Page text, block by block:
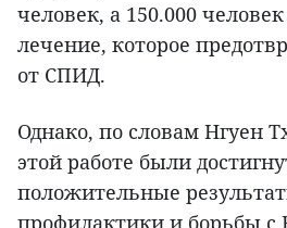
человек, а 150.000
лечение, которое
от СПИД.
Однако, по словам Нгуен
этой работе были
положительные